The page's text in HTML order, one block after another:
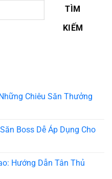
TÌM
KIẾM
Chiêu Săn Thưởng
Boss Dễ Áp Dụng Cho
Hướng Dẫn Tân Thủ